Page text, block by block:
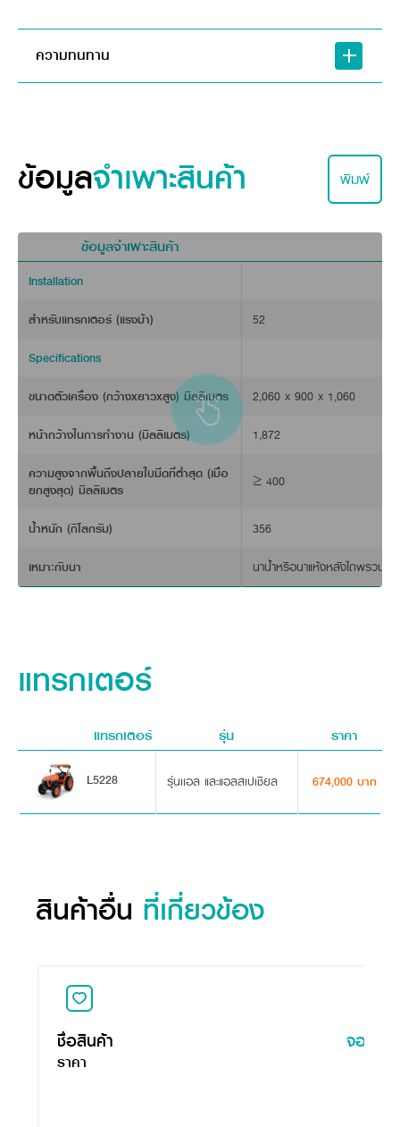
ความทนทาน
ข้อมูลจำเพาะสินค้า พิมพ์
ข้อมูลจำเพาะสินค้า
Installation
สำหรับแทรกเตอร์ (แรงม้า) 52
Specifications
ขนาดตัวเครื่อง (กว้างxยาวxสูง) มิลลิเมตร 2,060 x 900 x 1,060
หน้ากว้างในการทำงาน (มิลลิเมตร) 1,872
ความสูงจากพื้นถึงปลายใบมีดที่ต่ำสุด (เมื่อ
ยกสูงสุด) มิลลิเมตร
≥ 400
น้ำหนัก (กิโลกรัม) 356
เหมาะกับนา นาน้ำหรือนาแห้งหลังไถพรวน
แทรกเตอร์
แทรกเตอร์ รุ่น ราคา
L5228 รุ่นเเอล และแอลสเปเชียล 674,000 บาท
สินค้าอื่น ที่เกี่ยวข้อง
ชื่อสินค้า จอบหมุ
ราคา